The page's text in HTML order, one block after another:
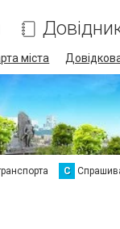
міста
С